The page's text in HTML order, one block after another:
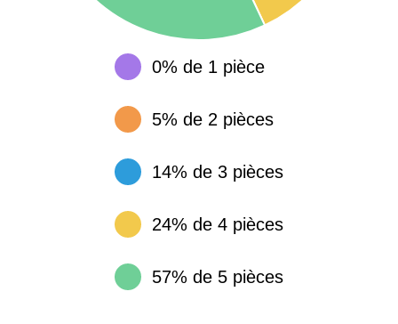
0% de 1 pièce
5% de 2 pièces
14% de 3 pièces
24% de 4 pièces
57% de 5 pièces